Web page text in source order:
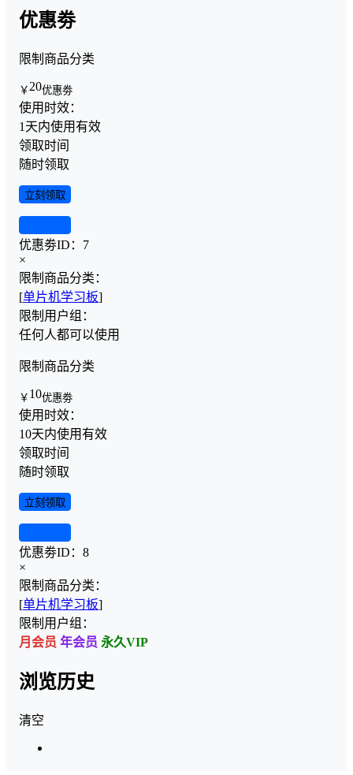
优惠劵
限制商品分类
￥ 20优惠劵
使用时效：
1天内使用有效
领取时间
随时领取
立刻领取
优惠劵ID： 7
×
限制商品分类：
[单片机学习板]
限制用户组：
任何人都可以使用
限制商品分类
￥ 10优惠劵
使用时效：
10天内使用有效
领取时间
随时领取
立刻领取
优惠劵ID： 8
×
限制商品分类：
[单片机学习板]
限制用户组：
月会员 年会员 永久VIP
浏览历史
清空